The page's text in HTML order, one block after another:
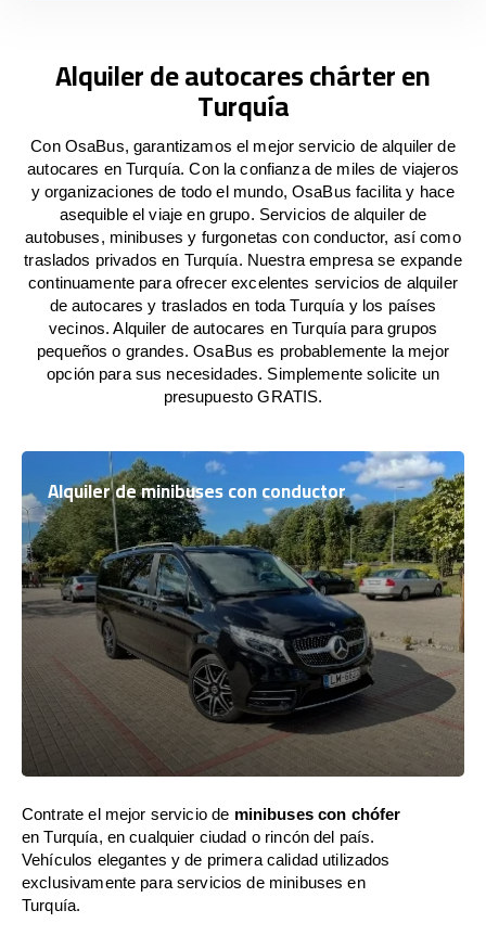
Alquiler de autocares chárter en
Turquía
Con OsaBus, garantizamos el mejor servicio de alquiler de
autocares en Turquía. Con la confianza de miles de viajeros
y organizaciones de todo el mundo, OsaBus facilita y hace
asequible el viaje en grupo. Servicios de alquiler de
autobuses, minibuses y furgonetas con conductor, así como
traslados privados en Turquía. Nuestra empresa se expande
continuamente para ofrecer excelentes servicios de alquiler
de autocares y traslados en toda Turquía y los países
vecinos. Alquiler de autocares en Turquía para grupos
pequeños o grandes. OsaBus es probablemente la mejor
opción para sus necesidades. Simplemente solicite un
presupuesto GRATIS.
Alquiler de minibuses con conductor
Contrate el mejor servicio de minibuses con chófer
en Turquía, en cualquier ciudad o rincón del país.
Vehículos elegantes y de primera calidad utilizados
exclusivamente para servicios de minibuses en
Turquía.